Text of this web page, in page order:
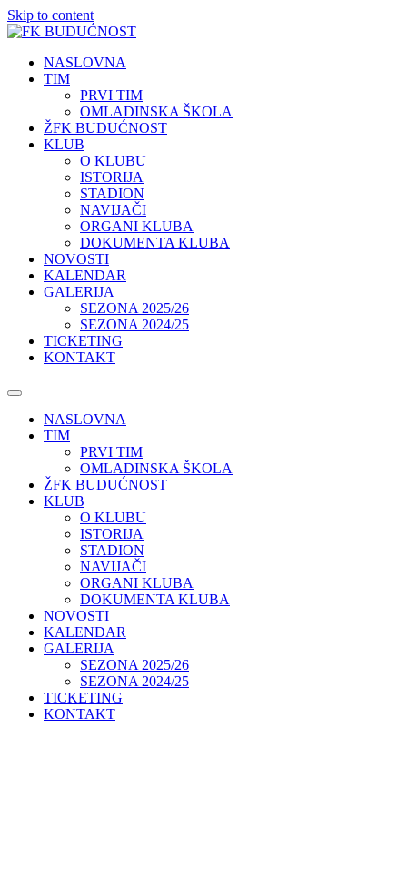
Skip to content
NASLOVNA
TIM
PRVI TIM
OMLADINSKA ŠKOLA
ŽFK BUDUĆNOST
KLUB
O KLUBU
ISTORIJA
STADION
NAVIJAČI
ORGANI KLUBA
DOKUMENTA KLUBA
NOVOSTI
KALENDAR
GALERIJA
SEZONA 2025/26
SEZONA 2024/25
TICKETING
KONTAKT
NASLOVNA
TIM
PRVI TIM
OMLADINSKA ŠKOLA
ŽFK BUDUĆNOST
KLUB
O KLUBU
ISTORIJA
STADION
NAVIJAČI
ORGANI KLUBA
DOKUMENTA KLUBA
NOVOSTI
KALENDAR
GALERIJA
SEZONA 2025/26
SEZONA 2024/25
TICKETING
KONTAKT